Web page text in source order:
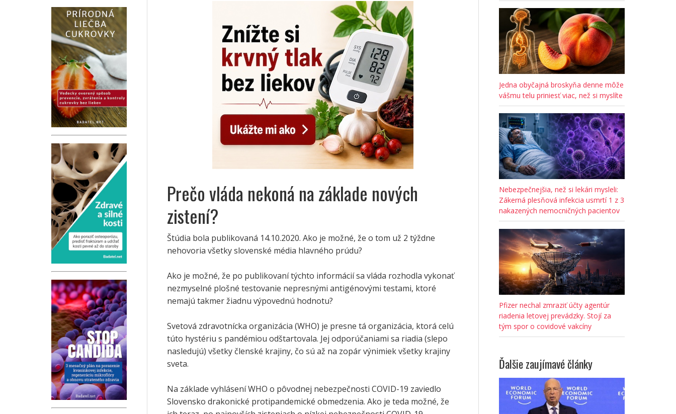
Prečo vláda nekoná na základe nových
zistení?
Štúdia bola publikovaná 14.10.2020. Ako je možné, že o tom už 2 týždne
nehovoria všetky slovenské média hlavného prúdu?
Ako je možné, že po publikovaní týchto informácií sa vláda rozhodla vykonať
nezmyselné plošné testovanie nepresnými antigénovými testami, ktoré
nemajú takmer žiadnu výpovednú hodnotu?
Svetová zdravotnícka organizácia (WHO) je presne tá organizácia, ktorá celú
túto hystériu s pandémiou odštartovala. Jej odporúčaniami sa riadia (slepo
nasledujú) všetky členské krajiny, čo sú až na zopár výnimiek všetky krajiny
sveta.
Na základe vyhlásení WHO o pôvodnej nebezpečnosti COVID-19 zaviedlo
Slovensko drakonické protipandemické obmedzenia. Ako je teda možné, že
Jedna obyčajná broskyňa denne môže
vášmu telu priniesť viac, než si myslíte
Nebezpečnejšia, než si lekári mysleli:
Zákerná plesňová infekcia usmrtí 1 z 3
nakazených nemocničných pacientov
Pfizer nechal zmraziť účty agentúr
riadenia letovej prevádzky. Stojí za
tým spor o covidové vakcíny
Ďalšie zaujímavé články